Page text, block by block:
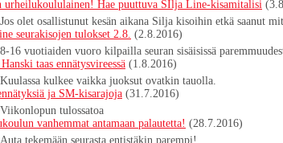
urheilukoululainen! Hae puuttuva SIlja Line-kisamitalisi
Jos olet osallistunut kesän aikana Silja kisoihin etkä saanut
seurakisojen tulokset 2.8. (2.8.2016)
8-16 vuotiaiden vuoro kilpailla seuran sisäisissä
taas ennätysvireessä (1.8.2016)
Kuulassa kulkee vaikka juoksut ovatkin tauolla.
ja SM-kisarajoja (31.7.2016)
Viikonlopun tulossatoa
vanhemmat antamaan palautetta! (28.7.2016)
Auta tekemään seurasta entistäkin parempi!